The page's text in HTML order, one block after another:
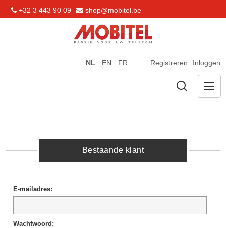
+32 3 443 90 09 shop@mobitel.be
Registreren Inloggen
NL EN FR
Bestaande klant
E-mailadres:
Wachtwoord: